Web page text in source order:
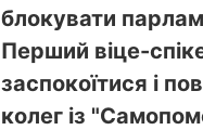
блокувати
Перший віце-
заспокоїтися і
колег із